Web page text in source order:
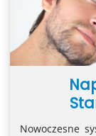
Nowoczesne